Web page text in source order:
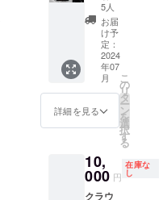
舞』 選
択欄よ
りお好
みのタ
イトル
をお選
びくだ
さい。
◆サイ
200mm
m(額付
き) ★ク
ラウド
を提供
いただ
きま
す。 描
いた絵
は、A2
サイズ
のタペ
スト
画像と
一緒に
お届け
の特別
なリ
ターン
クラウ
ドファ
ンディ
ング限
定品
【紅葉
アクリ
ルスタ
紅葉様
が貴方
のお部
5人
お届
け予
定：
2024
年07
月
詳細を見る
こ
の
リ
タ
ー
ン
を
選
択
す
る
10,
000 円
在庫な
し
クラウ